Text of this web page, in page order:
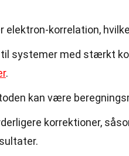
elektron-korrelation,
til systemer med stærkt
.
kan være
korrektioner,